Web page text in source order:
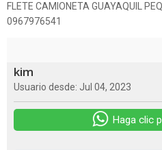
FLETE CAMIONETA GUAYAQUIL
0967976541
kim
Usuario desde: Jul 04, 2023
Haga clic